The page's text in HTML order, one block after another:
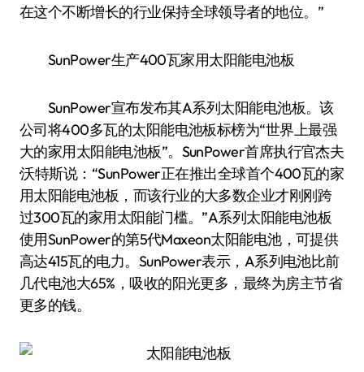
在这个不断增长的行业保持全球领导者的地位。”
SunPower生产400瓦家用太阳能电池板
SunPower宣布发布其A系列太阳能电池板。该
公司将400多瓦的太阳能电池板标榜为“世界上最强
大的家用太阳能电池板”。SunPower首席执行官杰夫
·沃特斯说：“SunPower正在推出全球首个400瓦的家
用太阳能电池板，而该行业的大多数企业才刚刚跨
过300瓦的家用太阳能门槛。”A系列太阳能电池板
使用SunPower的第5代Maxeon太阳能电池，可提供
高达415瓦的电力。SunPower表示，A系列电池比前
几代电池大65%，吸收的阳光更多，最终为房主节省
更多的钱。